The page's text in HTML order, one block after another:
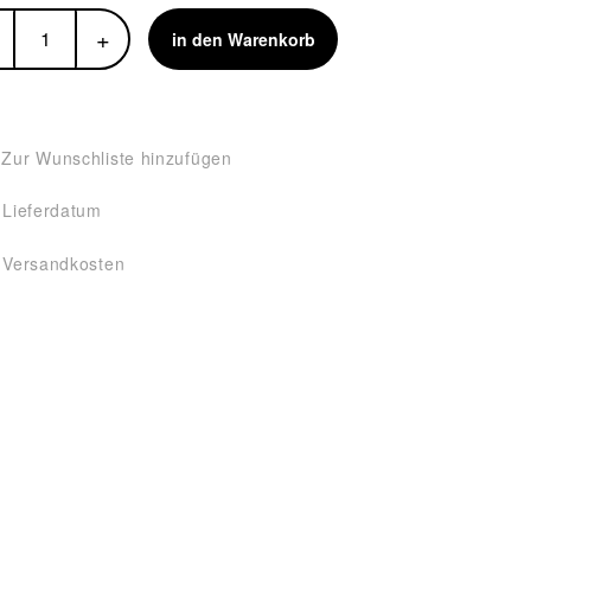
+ in den Warenkorb
Zur Wunschliste hinzufügen
Lieferdatum
Versandkosten